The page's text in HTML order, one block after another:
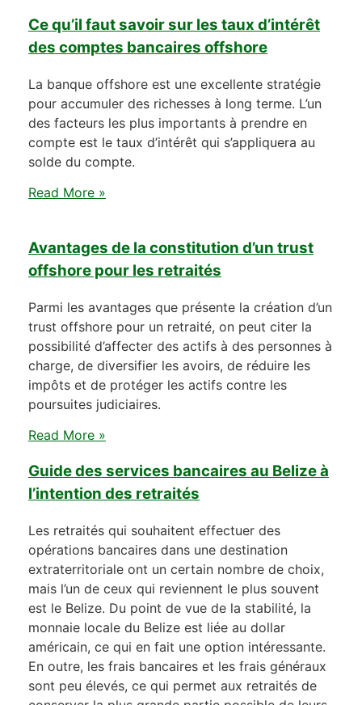
Ce qu’il faut savoir sur les taux d’intérêt
des comptes bancaires offshore
La banque offshore est une excellente stratégie
pour accumuler des richesses à long terme. L’un
des facteurs les plus importants à prendre en
compte est le taux d’intérêt qui s’appliquera au
solde du compte.
Read More »
Avantages de la constitution d’un trust
offshore pour les retraités
Parmi les avantages que présente la création d’un
trust offshore pour un retraité, on peut citer la
possibilité d’affecter des actifs à des personnes à
charge, de diversifier les avoirs, de réduire les
impôts et de protéger les actifs contre les
poursuites judiciaires.
Read More »
Guide des services bancaires au Belize à
l’intention des retraités
Les retraités qui souhaitent effectuer des
opérations bancaires dans une destination
extraterritoriale ont un certain nombre de choix,
mais l’un de ceux qui reviennent le plus souvent
est le Belize. Du point de vue de la stabilité, la
monnaie locale du Belize est liée au dollar
américain, ce qui en fait une option intéressante.
En outre, les frais bancaires et les frais généraux
sont peu élevés, ce qui permet aux retraités de